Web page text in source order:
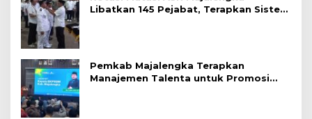
Libatkan 145 Pejabat, Terapkan Sistem
Pemkab Majalengka Terapkan
Manajemen Talenta untuk Promosi